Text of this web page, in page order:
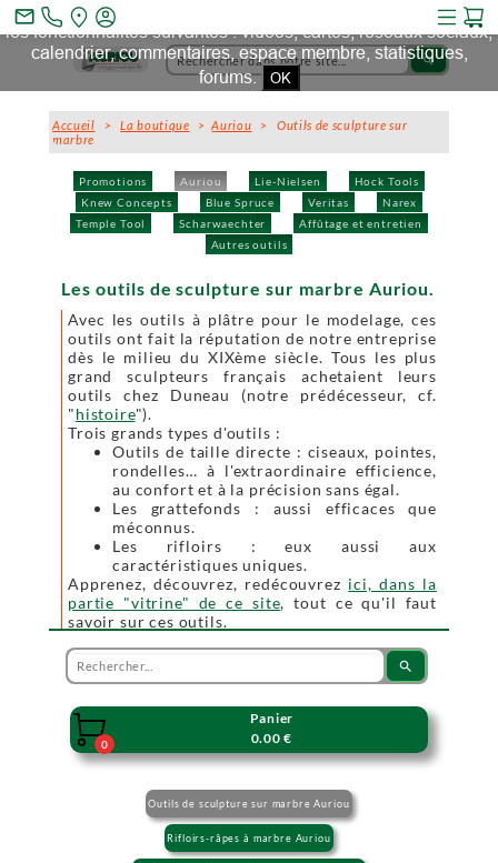
search
Promotions Auriou Lie-Nielsen
Hock Tools
Knew Concepts
Blue Spruce Veritas
Narex
Temple Tool
Scharwaechter
Affûtage et entretien
Autres outils
Accueil >La boutique >Auriou > Outils de sculpture sur
marbre
Les outils de sculpture sur marbre Auriou.
Avec les outils à plâtre pour le modelage, ces
outils ont fait la réputation de notre entreprise
dès le milieu du XIXème siècle. Tous les plus
grand sculpteurs français achetaient leurs
outils chez Duneau (notre prédécesseur, cf.
"histoire").
Trois grands types d'outils :
Outils de taille directe : ciseaux, pointes,
rondelles… à l'extraordinaire efficience,
au confort et à la précision sans égal.
Les grattefonds : aussi efficaces que
méconnus.
Les rifloirs : eux aussi aux
caractéristiques uniques.
Apprenez, découvrez, redécouvrez ici, dans la
partie "vitrine" de ce site, tout ce qu'il faut
savoir sur ces outils.
search

0
Panier
0.00 €
Outils de sculpture sur marbre Auriou
Rifloirs-râpes à marbre Auriou
mail_outline
Ce site et des sites tiers qu'il utilise collectent des cookies pour
les fonctionnalités suivantes : vidéos, cartes, réseaux sociaux,
calendrier, commentaires, espace membre, statistiques,
forums. OK